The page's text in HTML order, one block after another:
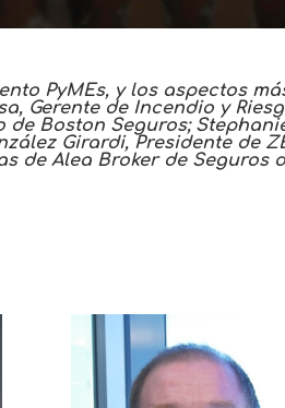
PyMEs, y los aspectos
Gerente de Incendio y
de Boston Seguros;
Girardi, Presidente de
de Alea Broker de Seguros